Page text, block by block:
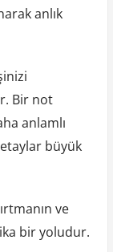
anlık
Bir not
anlamlı
büyük
ve
bir yoludur.